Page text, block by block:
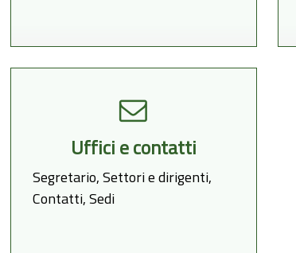
Uffici e contatti
Segretario, Settori e dirigenti,
Contatti, Sedi